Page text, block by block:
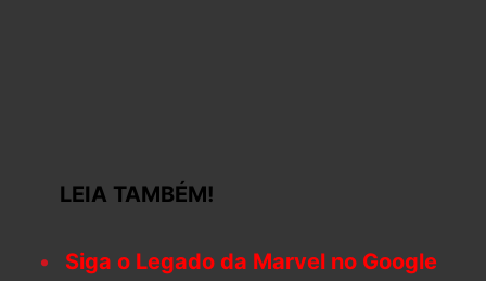
LEIA TAMBÉM!
Siga o Legado da Marvel no Google